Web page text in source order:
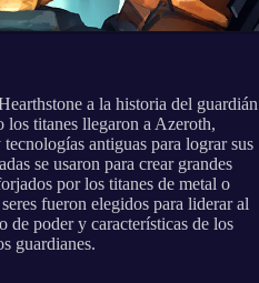
a la historia del guardián
titanes llegaron a Azeroth,
antiguas para lograr sus
se usaron para crear grandes
por los titanes de metal o
fueron elegidos para liderar al
de poder y características de los
guardianes.